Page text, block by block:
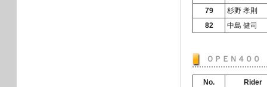
79 杉野 孝則
82 中島 健司
ＯＰＥＮ４００
No. Rider